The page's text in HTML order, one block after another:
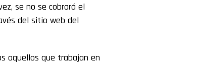
se no se cobrará el
del sitio web del
aquellos que trabajan en